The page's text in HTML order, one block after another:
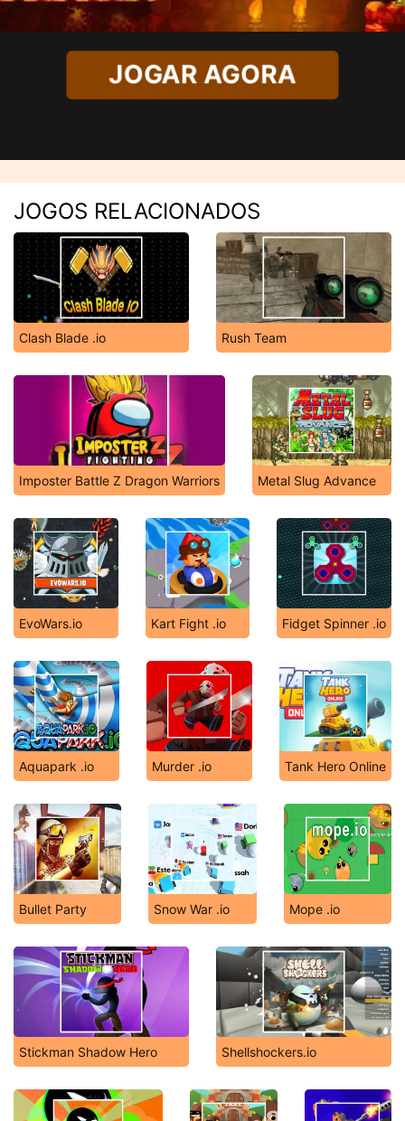
JOGAR AGORA
JOGOS RELACIONADOS
Clash Blade .io Rush Team
Imposter Battle Z Dragon Warriors Metal Slug Advance
EvoWars.io Kart Fight .io Fidget Spinner .io
Aquapark .io Murder .io Tank Hero Online
Bullet Party Snow War .io Mope .io
Stickman Shadow Hero Shellshockers.io